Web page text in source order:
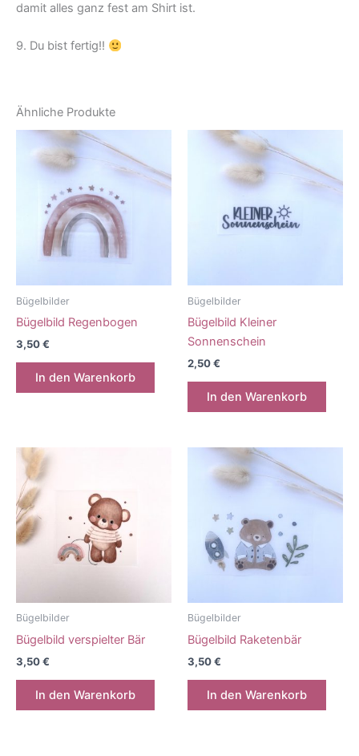
damit alles ganz fest am Shirt ist.
9. Du bist fertig!!
Ähnliche Produkte
Bügelbilder
Bügelbild Regenbogen
3,50€
In den Warenkorb
Bügelbilder
Bügelbild Kleiner
Sonnenschein
2,50€
In den Warenkorb
Bügelbilder
Bügelbild verspielter Bär
3,50€
In den Warenkorb
Bügelbilder
Bügelbild Raketenbär
3,50€
In den Warenkorb